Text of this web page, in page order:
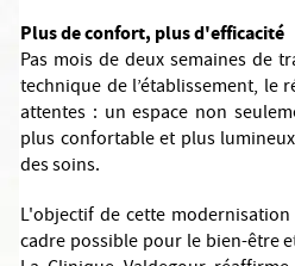
Plus de confort, plus d'efficacité
Pas mois de deux semaines de
technique de l’établissement, le
attentes : un espace non
plus confortable et plus
des soins.
L'objectif de cette
cadre possible pour le bien-être